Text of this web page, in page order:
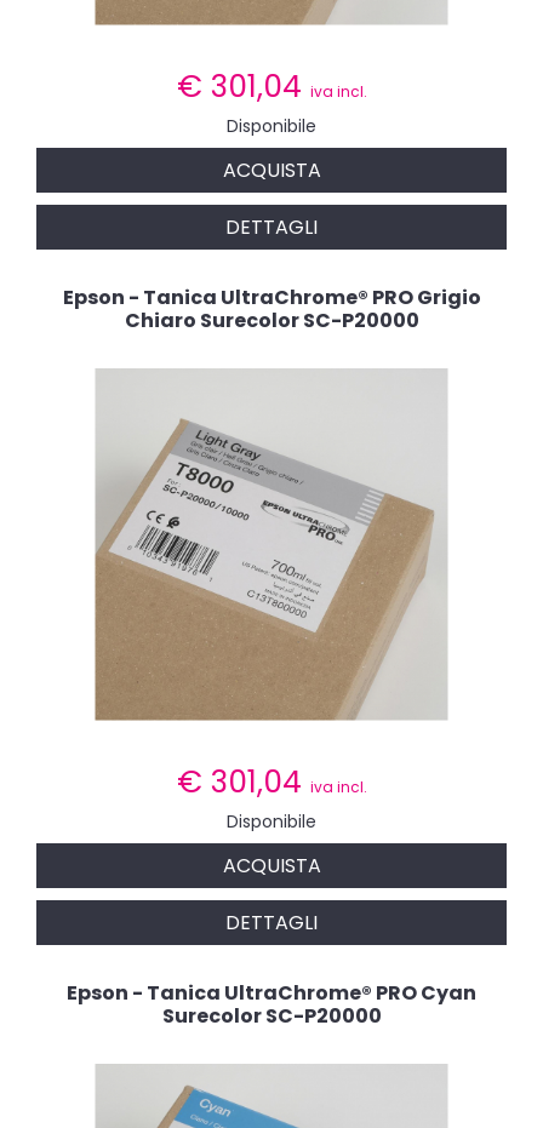
€ 301,04 iva incl.
Disponibile
ACQUISTA
DETTAGLI
Epson - Tanica UltraChrome® PRO Grigio
Chiaro Surecolor SC-P20000
€ 301,04 iva incl.
Disponibile
ACQUISTA
DETTAGLI
Epson - Tanica UltraChrome® PRO Cyan
Surecolor SC-P20000